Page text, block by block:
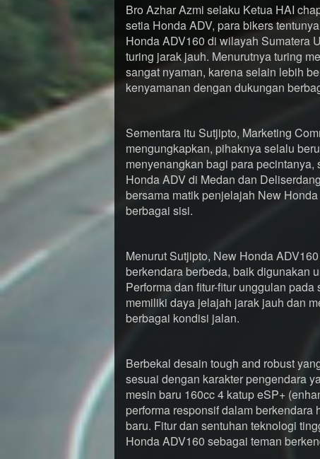
Bro Azhar Azmi selaku Ketua HAI
setia Honda ADV, para bikers
Honda ADV160 di wilayah Sumatera
turing jarak jauh. Menurutnya turing
sangat nyaman, karena selain lebih
kenyamanan dengan dukungan
Sementara itu Sutjipto, Marketing
mengungkapkan, pihaknya selalu
menyenangkan bagi para
Honda ADV di Medan dan
bersama matik penjelajah New
berbagai sisi.
Menurut Sutjipto, New Honda
berkendara berbeda, baik digunakan
Performa dan fitur-fitur unggulan
memiliki daya jelajah jarak jauh dan
berbagai kondisi jalan.
Berbekal desain tough and robust
sesuai dengan karakter pengendara
mesin baru 160cc 4 katup eSP+
performa responsif dalam
baru. Fitur dan sentuhan teknologi
Honda ADV160 sebagai teman